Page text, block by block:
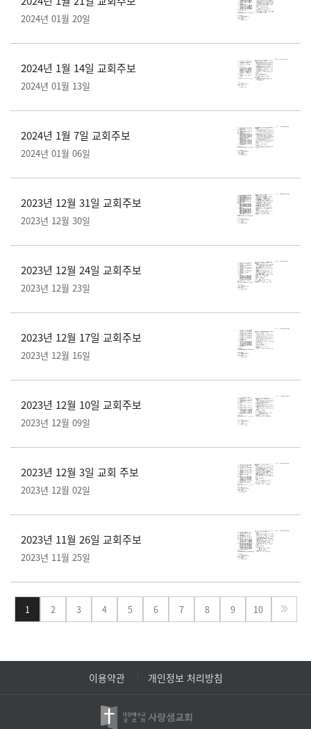
2024년 01월 20일
2024년 1월 14일 교회주보
2024년 01월 13일
2024년 1월 7일 교회주보
2024년 01월 06일
2023년 12월 31일 교회주보
2023년 12월 30일
2023년 12월 24일 교회주보
2023년 12월 23일
2023년 12월 17일 교회주보
2023년 12월 16일
2023년 12월 10일 교회주보
2023년 12월 09일
2023년 12월 3일 교회 주보
2023년 12월 02일
2023년 11월 26일 교회주보
2023년 11월 25일
1 2 3 4 5 6 7 8 9 10
이용약관 개인정보 처리방침